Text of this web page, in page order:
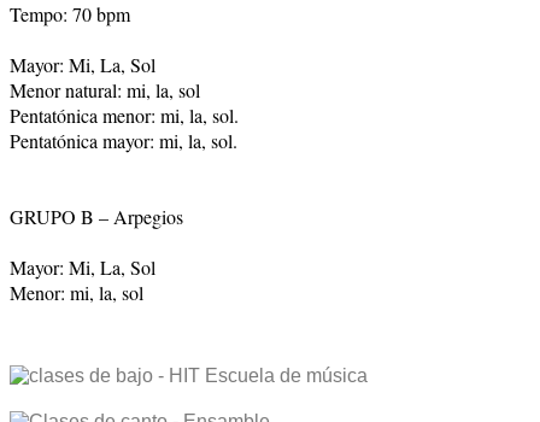
Tempo: 70 bpm
Mayor: Mi, La, Sol
Menor natural: mi, la, sol
Pentatónica menor: mi, la, sol.
Pentatónica mayor: mi, la, sol.
GRUPO B – Arpegios
Mayor: Mi, La, Sol
Menor: mi, la, sol